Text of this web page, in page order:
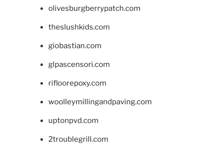
olivesburgberrypatch.com
theslushkids.com
giobastian.com
glpascensori.com
rifloorepoxy.com
woolleymillingandpaving.com
uptonpvd.com
2troublegrill.com